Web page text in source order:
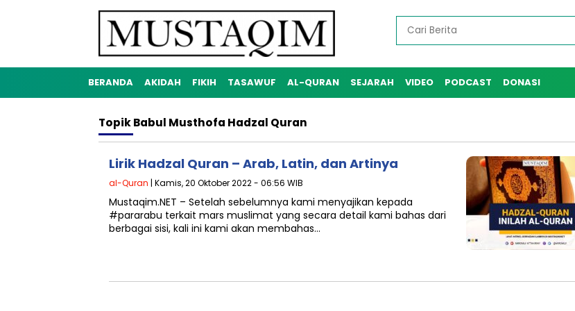
BERANDA AKIDAH FIKIH TASAWUF AL-QURAN SEJARAH VIDEO PODCAST DONASI
TopikBabul Musthofa Hadzal Quran
Lirik Hadzal Quran – Arab, Latin, dan Artinya
al-Quran | Kamis, 20 Oktober 2022 - 06:56 WIB
Mustaqim.NET – Setelah sebelumnya kami menyajikan kepada
#pararabu terkait mars muslimat yang secara detail kami bahas dari
berbagai sisi, kali ini kami akan membahas…